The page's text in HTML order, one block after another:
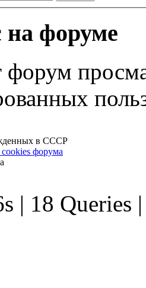
на форуме
форум
в СССР
cookies форума
| 18 Queries